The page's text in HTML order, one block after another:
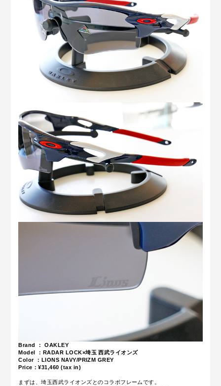
Brand ： OAKLEY
Model ：RADAR LOCK×埼玉 西武ライオンズ
Color ：LIONS NAVY/PRIZM GREY
Price：¥31,460 (tax in)
まずは、埼玉西武ライオンズとのコラボフレームです。